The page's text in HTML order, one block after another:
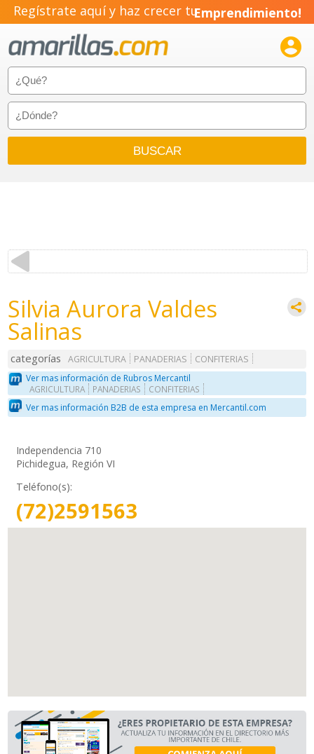
Regístrate aquí y haz crecer tuEmprendimiento!

Silvia Aurora Valdes
Salinas
categorías AGRICULTURA PANADERIAS
CONFITERIAS
Ver mas información de Rubros Mercantil
AGRICULTURA PANADERIAS CONFITERIAS
Ver mas información B2B de esta empresa en Mercantil.com
Independencia 710
Pichidegua, Región VI
Teléfono(s):
(72)2591563